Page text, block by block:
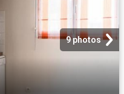
9 photos